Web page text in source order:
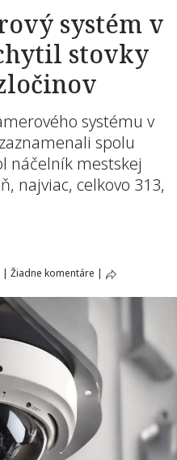
systém v
stovky
systému v
spolu
náčelník mestskej
najviac, celkovo 313,
| Žiadne komentáre |